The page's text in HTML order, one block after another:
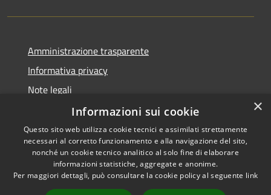
Amministrazione trasparente
Informativa privacy
Note legali
Dichiarazione di accessibilità
RSS
Accessibilità
Copyright © 2026 • Comune di
Gravina di Catania • Powered
×
Informazioni sui cookie
Questo sito web utilizza cookie tecnici e assimilati strettamente
necessari al corretto funzionamento e alla navigazione del sito,
nonché un cookie tecnico analitico al solo fine di elaborare
informazioni statistiche, aggregate e anonime.
Per maggiori dettagli, può consultare la cookie policy al seguente link